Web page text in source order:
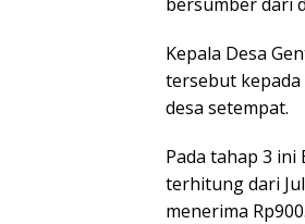
Kepala Desa
tersebut
desa setempat.
Pada tahap 3
terhitung dari
menerima